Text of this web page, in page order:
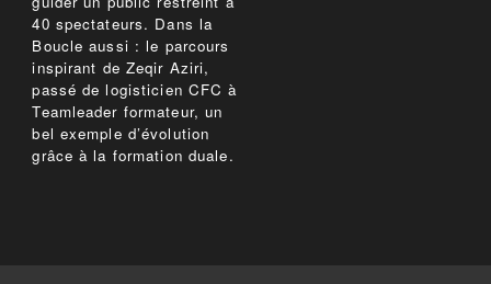
40 spectateurs. Dans la
Boucle aussi : le parcours
inspirant de Zeqir Aziri,
passé de logisticien CFC à
Teamleader formateur, un
bel exemple d’évolution
grâce à la formation duale.